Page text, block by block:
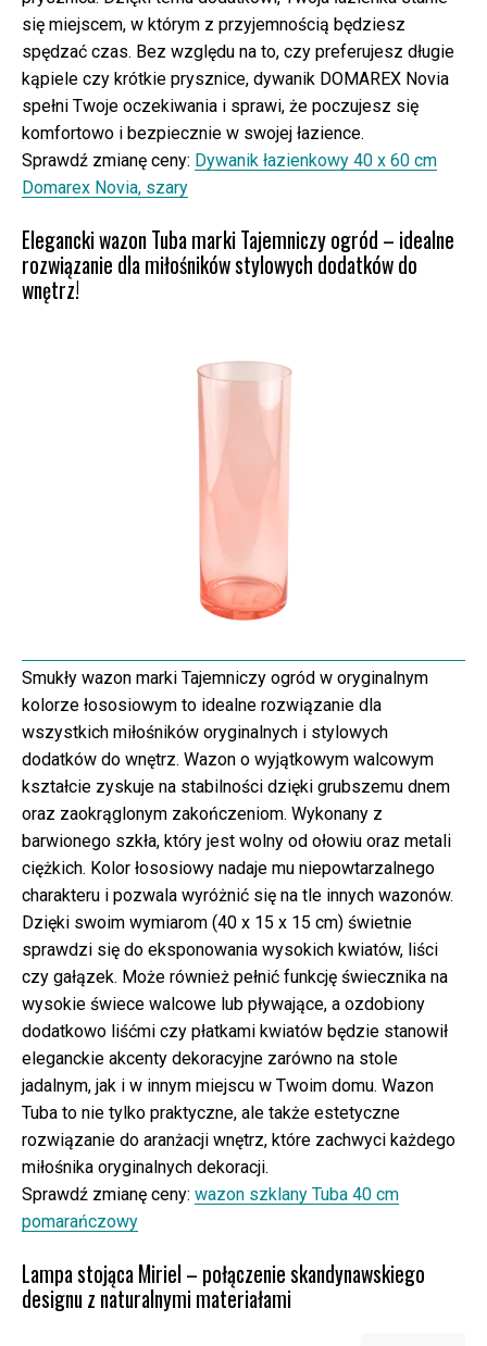
się miejscem, w którym z przyjemnością będziesz
spędzać czas. Bez względu na to, czy preferujesz długie
kąpiele czy krótkie prysznice, dywanik DOMAREX Novia
spełni Twoje oczekiwania i sprawi, że poczujesz się
komfortowo i bezpiecznie w swojej łazience.
Sprawdź zmianę ceny: Dywanik łazienkowy 40 x 60 cm
Domarex Novia, szary
Elegancki wazon Tuba marki Tajemniczy ogród – idealne
rozwiązanie dla miłośników stylowych dodatków do
wnętrz!
Smukły wazon marki Tajemniczy ogród w oryginalnym
kolorze łososiowym to idealne rozwiązanie dla
wszystkich miłośników oryginalnych i stylowych
dodatków do wnętrz. Wazon o wyjątkowym walcowym
kształcie zyskuje na stabilności dzięki grubszemu dnem
oraz zaokrąglonym zakończeniom. Wykonany z
barwionego szkła, który jest wolny od ołowiu oraz metali
ciężkich. Kolor łososiowy nadaje mu niepowtarzalnego
charakteru i pozwala wyróżnić się na tle innych wazonów.
Dzięki swoim wymiarom (40 x 15 x 15 cm) świetnie
sprawdzi się do eksponowania wysokich kwiatów, liści
czy gałązek. Może również pełnić funkcję świecznika na
wysokie świece walcowe lub pływające, a ozdobiony
dodatkowo liśćmi czy płatkami kwiatów będzie stanowił
eleganckie akcenty dekoracyjne zarówno na stole
jadalnym, jak i w innym miejscu w Twoim domu. Wazon
Tuba to nie tylko praktyczne, ale także estetyczne
rozwiązanie do aranżacji wnętrz, które zachwyci każdego
miłośnika oryginalnych dekoracji.
Sprawdź zmianę ceny: wazon szklany Tuba 40 cm
pomarańczowy
Lampa stojąca Miriel – połączenie skandynawskiego
designu z naturalnymi materiałami